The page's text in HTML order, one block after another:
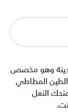
وهو مخصص
المطاطي
النعل